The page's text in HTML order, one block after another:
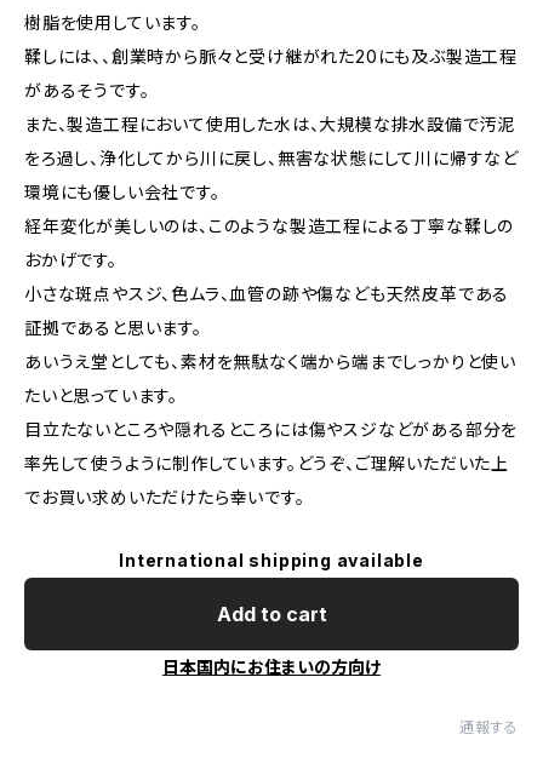
樹脂を使用しています。
鞣しには、、創業時から脈々と受け継がれた20にも及ぶ製造工程
があるそうです。
また、製造工程において使用した水は、大規模な排水設備で汚泥
をろ過し、浄化してから川に戻し、無害な状態にして川に帰すなど
環境にも優しい会社です。
経年変化が美しいのは、このような製造工程による丁寧な鞣しの
おかげです。
小さな斑点やスジ、色ムラ、血管の跡や傷なども天然皮革である
証拠であると思います。
あいうえ堂としても、素材を無駄なく端から端までしっかりと使い
たいと思っています。
目立たないところや隠れるところには傷やスジなどがある部分を
率先して使うように制作しています。どうぞ、ご理解いただいた上
でお買い求めいただけたら幸いです。
International shipping available
Add to cart
日本国内にお住まいの方向け
通報する